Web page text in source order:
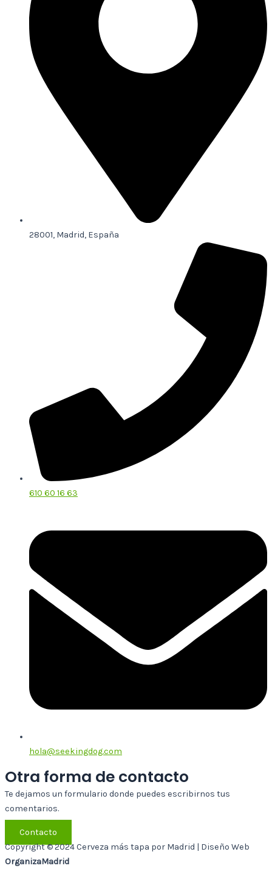
28001, Madrid, España
610 60 16 63
hola@seekingdog.com
Otra forma de contacto
Te dejamos un formulario donde puedes escribirnos tus
comentarios.
Contacto
Copyright © 2024 Cerveza más tapa por Madrid | Diseño Web
OrganizaMadrid